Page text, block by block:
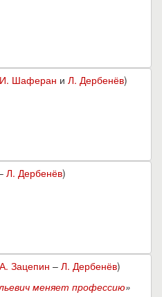
И. Шаферан и Л. Дербенёв)
Л. Дербенёв)
А. Зацепин – Л. Дербенёв)
меняет профессию»